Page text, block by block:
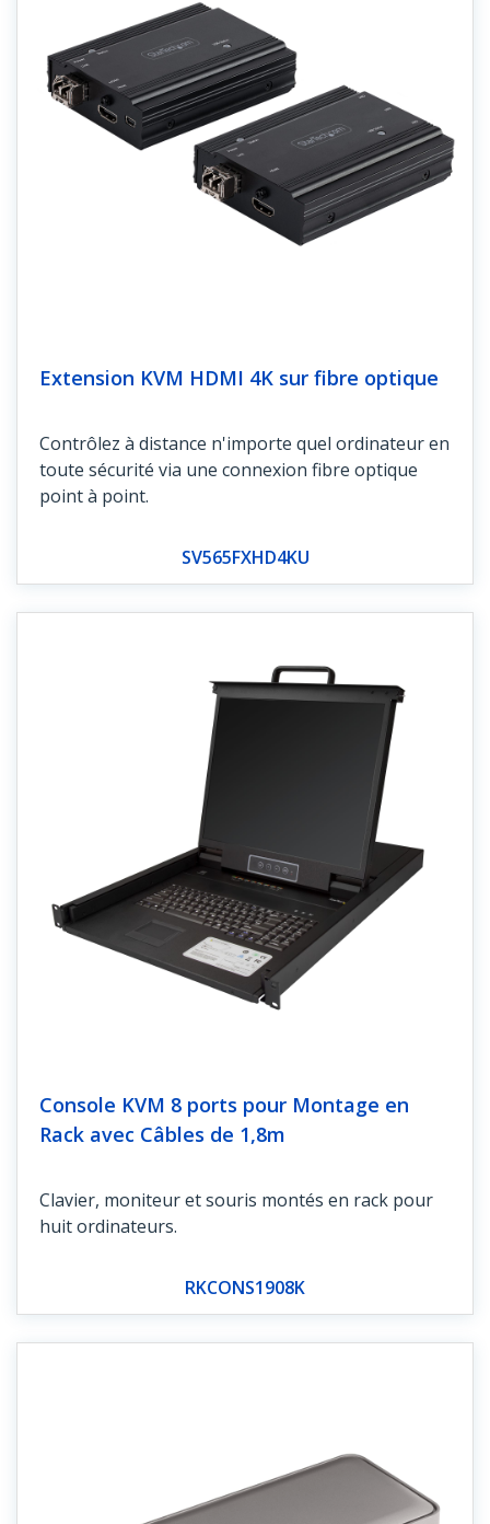
Extension KVM HDMI 4K sur fibre optique
Contrôlez à distance n'importe quel ordinateur en
toute sécurité via une connexion fibre optique
point à point.
SV565FXHD4KU
Console KVM 8 ports pour Montage en
Rack avec Câbles de 1,8m
Clavier, moniteur et souris montés en rack pour
huit ordinateurs.
RKCONS1908K